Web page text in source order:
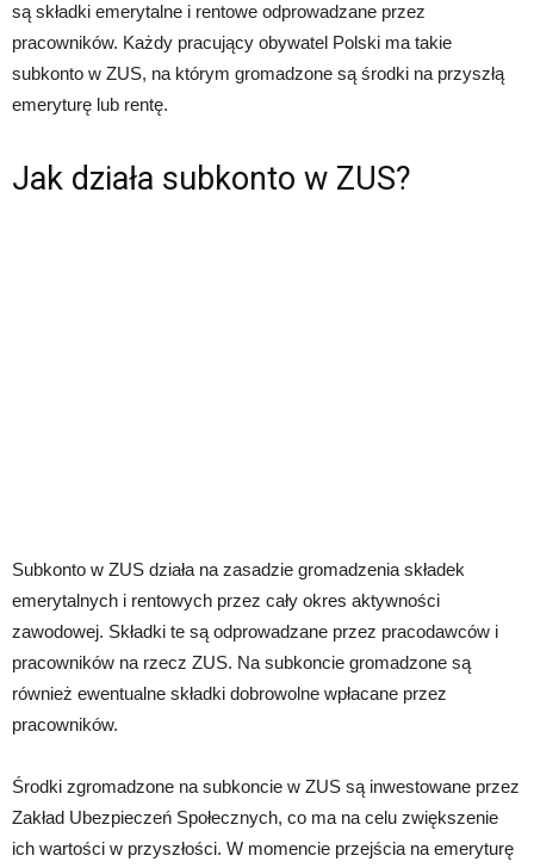
są składki emerytalne i rentowe odprowadzane przez
pracowników. Każdy pracujący obywatel Polski ma takie
subkonto w ZUS, na którym gromadzone są środki na przyszłą
emeryturę lub rentę.
Jak działa subkonto w ZUS?
Subkonto w ZUS działa na zasadzie gromadzenia składek
emerytalnych i rentowych przez cały okres aktywności
zawodowej. Składki te są odprowadzane przez pracodawców i
pracowników na rzecz ZUS. Na subkoncie gromadzone są
również ewentualne składki dobrowolne wpłacane przez
pracowników.
Środki zgromadzone na subkoncie w ZUS są inwestowane przez
Zakład Ubezpieczeń Społecznych, co ma na celu zwiększenie
ich wartości w przyszłości. W momencie przejścia na emeryturę